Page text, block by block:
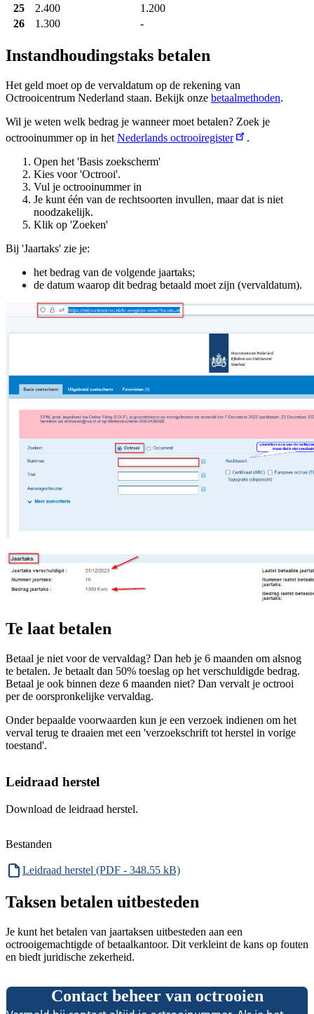
25
2.400
1.200
26
1.300 -
Instandhoudingstaks betalen
Het geld moet op de vervaldatum op de rekening van
Octrooicentrum Nederland staan. Bekijk onze betaalmethoden.
Wil je weten welk bedrag je wanneer moet betalen? Zoek je
octrooinummer op in hetNederlands octrooiregister
.
Open het 'Basis zoekscherm'
Kies voor 'Octrooi'.
Vul je octrooinummer in
Je kunt één van de rechtsoorten invullen, maar dat is niet
noodzakelijk.
Klik op 'Zoeken'
Bij 'Jaartaks' zie je:
het bedrag van de volgende jaartaks;
de datum waarop dit bedrag betaald moet zijn (vervaldatum).
Te laat betalen
Betaal je niet voor de vervaldag? Dan heb je 6 maanden om alsnog
te betalen. Je betaalt dan 50% toeslag op het verschuldigde bedrag.
Betaal je ook binnen deze 6 maanden niet? Dan vervalt je octrooi
per de oorspronkelijke vervaldag.
Onder bepaalde voorwaarden kun je een verzoek indienen om het
verval terug te draaien met een 'verzoekschrift tot herstel in vorige
toestand'.
Leidraad herstel
Download de leidraad herstel.
Bestanden
Leidraad herstel (PDF - 348.55 kB)
Taksen betalen uitbesteden
Je kunt het betalen van jaartaksen uitbesteden aan een
octrooigemachtigde of betaalkantoor. Dit verkleint de kans op fouten
en biedt juridische zekerheid.
Contact beheer van octrooien